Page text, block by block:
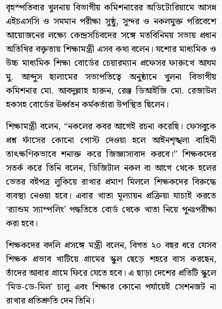
বৃহস্পতিবার খুলনায় বিভাগীয় কমিশনারের অডিটোরিয়ামে আসন্ন
এইচএসসি ও সমমান পরীক্ষা সুষ্ঠু, সুন্দর ও নকলমুক্ত পরিবেশে
আয়োজনের লক্ষ্যে কেন্দ্রসচিবদের সঙ্গে মতবিনিময় সভায় প্রধান
অতিথির বক্তৃতায় শিক্ষামন্ত্রী এসব কথা বলেন। যশোর মাধ্যমিক ও
উচ্চ মাধ্যমিক শিক্ষা বোর্ডের চেয়ারম্যান প্রফেসর ফারুখে আযম
মু. আব্দুস ছালামের সভাপতিত্বে অনুষ্ঠানে খুলনা বিভাগীয়
কমিশনার মো. আবদুল্লাহ হারুন, রেঞ্জ ডিআইজি মো. রেজাউল
হকসহ বোর্ডের ঊর্ধ্বতন কর্মকর্তারা উপস্থিত ছিলেন।
শিক্ষামন্ত্রী বলেন, “নকলের কবর আগেই রচনা করেছি। ফেসবুকে
প্রশ্ন ফাঁসের কোনো পোস্ট দেওয়া হলে আইনশৃঙ্খলা বাহিনী
তাৎক্ষণিকভাবে শনাক্ত করে জিজ্ঞাসাবাদ করবে।” শিক্ষকদের
সতর্ক করে তিনি বলেন, ডিজিটাল নকল বা আগে থেকে হলের
ভেতর বইপত্র লুকিয়ে রাখার প্রমাণ মিললে শিক্ষকদের বিরুদ্ধে
ব্যবস্থা নেওয়া হবে। এবার খাতা মূল্যায়ন প্রক্রিয়া যাচাই করতে
‘র‌্যান্ডম স্যাম্পলিং’ পদ্ধতিতে বোর্ড থেকে খাতা নিয়ে পুনঃপরীক্ষা
করা হবে।
শিক্ষকদের বদলি প্রসঙ্গে মন্ত্রী বলেন, বিগত ২০ বছর ধরে যেসব
শিক্ষক প্রভাব খাটিয়ে গ্রামের স্কুল ছেড়ে শহরে বাস করছেন,
তাঁদের আবার গ্রামে ফিরে যেতে হবে। এ ছাড়া দেশের প্রতিটি স্কুলে
‘মিড-ডে-মিল’ চালু এবং শিক্ষার কোনো পর্যায়েই সেশনজট না
রাখার প্রতিশ্রুতি দেন তিনি।